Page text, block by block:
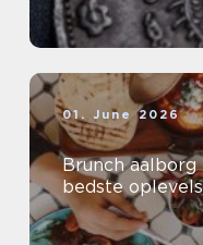
01. June 2026
Brunch aalborg hvor finder du den
bedste